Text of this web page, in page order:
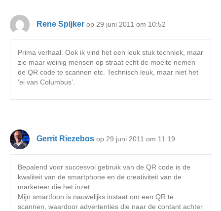
Rene Spijker op 29 juni 2011 om 10:52
Prima verhaal. Ook ik vind het een leuk stuk techniek, maar
zie maar weinig mensen op straat echt de moeite nemen
de QR code te scannen etc. Technisch leuk, maar niet het
‘ei van Columbus’.
Gerrit Riezebos op 29 juni 2011 om 11:19
Bepalend voor succesvol gebruik van de QR code is de
kwaliteit van de smartphone en de creativiteit van de
marketeer die het inzet.
Mijn smartfoon is nauwelijks instaat om een QR te
scannen, waardoor advertenties die naar de contant achter